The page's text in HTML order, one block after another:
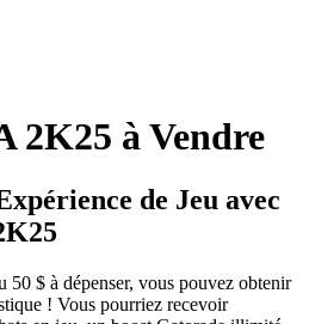
2K25 à Vendre
de Jeu avec
50 $ à dépenser, vous pouvez obtenir
! Vous pourriez recevoir